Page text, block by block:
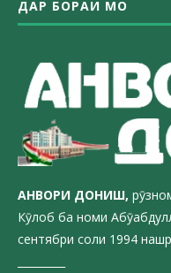
ДАР БОРАИ МО
АНВОРИ ДОНИШ,
Кӯлоб ба номи
сентябри соли 1994